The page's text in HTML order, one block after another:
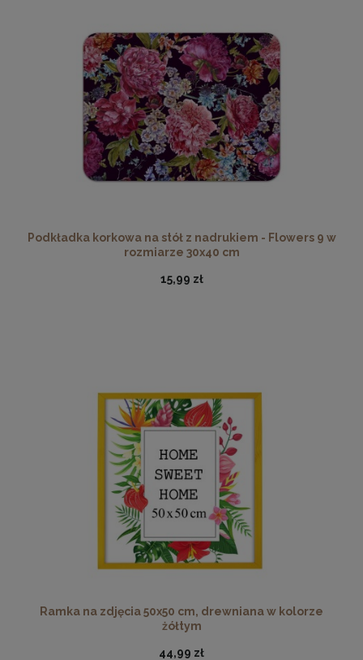
Drewniana, frezowana ramka na zdjęcia, plakaty, obrazy w
rozmiarze 18 x 24 cm w kolorze białym
16,99 zł
DO KOSZYKA
Ramka na zdjęcia 35 x 50 cm czarna, z naturalnego drewna
37,99 zł
DO KOSZYKA
Podkładka korkowa na stół z nadrukiem - Flowers 9 w
rozmiarze 30x40 cm
15,99 zł
Ramka na zdjęcia 50x50 cm, drewniana w kolorze
żółtym
44,99 zł